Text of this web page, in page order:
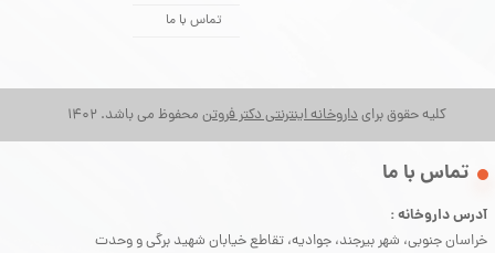
کلیه حقوق برایداروخانه اینترنتی دکتر فروتن محفوظ می باشد. 1402
تماس با ما
آدرس داروخانه :
خراسان جنوبی، شهر بیرجند، جوادیه، تقاطع خیابان شهید برگی و وحدت
​تماس با ما